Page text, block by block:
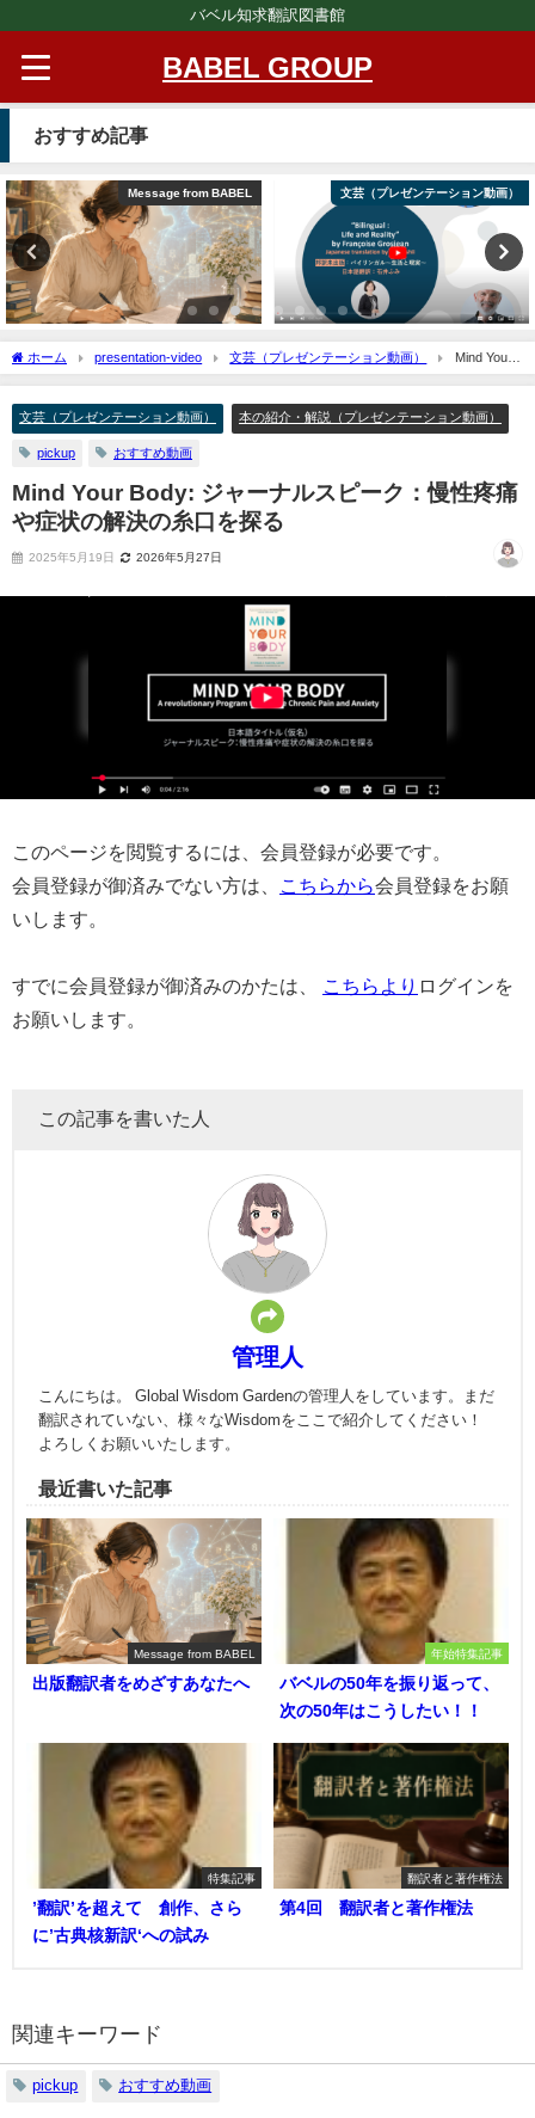
バベル知求翻訳図書館
BABEL GROUP
おすすめ記事
Message from BABEL 文芸（プレゼンテーション動画）
ホーム presentation-video 文芸（プレゼンテーション動画）
Mind Your
Body: ジャーナルスピーク：慢性疼痛や症状の解決の糸口を探る
文芸（プレゼンテーション動画） 本の紹介・解説（プレゼンテーション動画）
pickup おすすめ動画
Mind Your Body: ジャーナルスピーク：慢性疼痛
や症状の解決の糸口を探る
2025年5月19日 2026年5月27日
このページを閲覧するには、会員登録が必要です。
会員登録が御済みでない方は、
こちらから会員登録をお願
いします。
すでに会員登録が御済みのかたは、 こちらより ログインを
お願いします。
この記事を書いた人
管理人
こんにちは。 Global Wisdom Gardenの管理人をしています。まだ
翻訳されていない、様々なWisdomをここで紹介してください！
よろしくお願いいたします。
最近書いた記事
Message from BABEL
出版翻訳者をめざすあなたへ
年始特集記事
バベルの50年を振り返って、
次の50年はこうしたい！！
特集記事
’翻訳’を超えて 創作、さら
に’古典核新訳‘への試み
翻訳者と著作権法
第4回 翻訳者と著作権法
関連キーワード
pickup おすすめ動画